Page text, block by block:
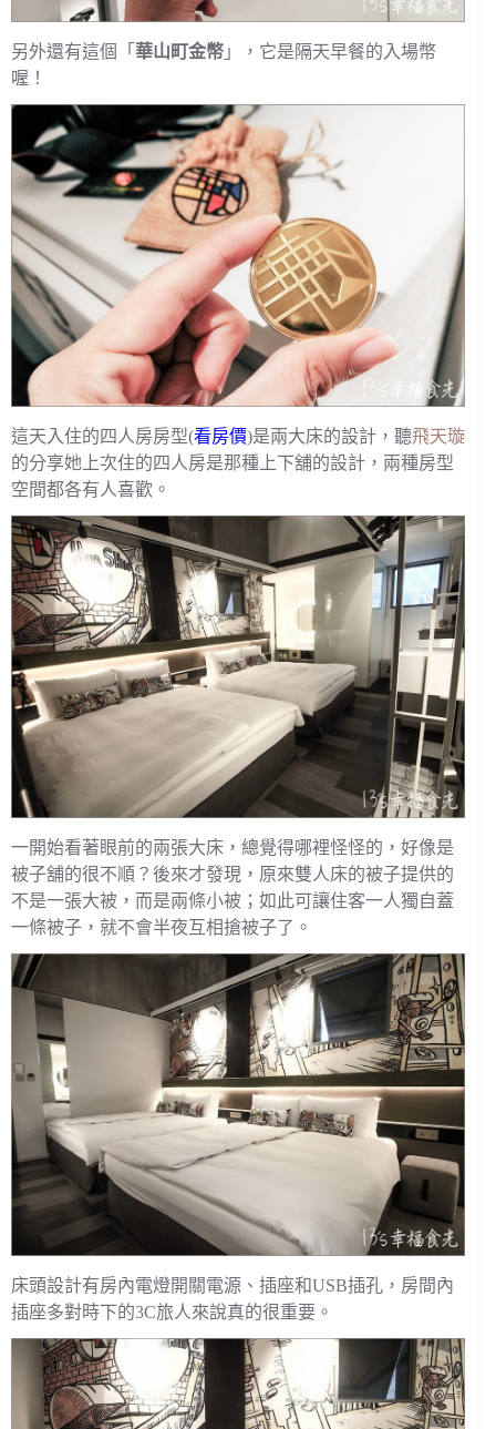
另外還有這個「 華山町金幣 」，它是隔天早餐的入場幣
喔！
這天入住的四人房房型(看房價)是兩大床的設計，聽飛天璇
的分享她上次住的四人房是那種上下舖的設計，兩種房型
空間都各有人喜歡。
一開始看著眼前的兩張大床，總覺得哪裡怪怪的，好像是
被子舖的很不順？後來才發現，原來雙人床的被子提供的
不是一張大被，而是兩條小被；如此可讓住客一人獨自蓋
一條被子，就不會半夜互相搶被子了。
床頭設計有房內電燈開關電源、插座和USB插孔，房間內
插座多對時下的3C旅人來說真的很重要。